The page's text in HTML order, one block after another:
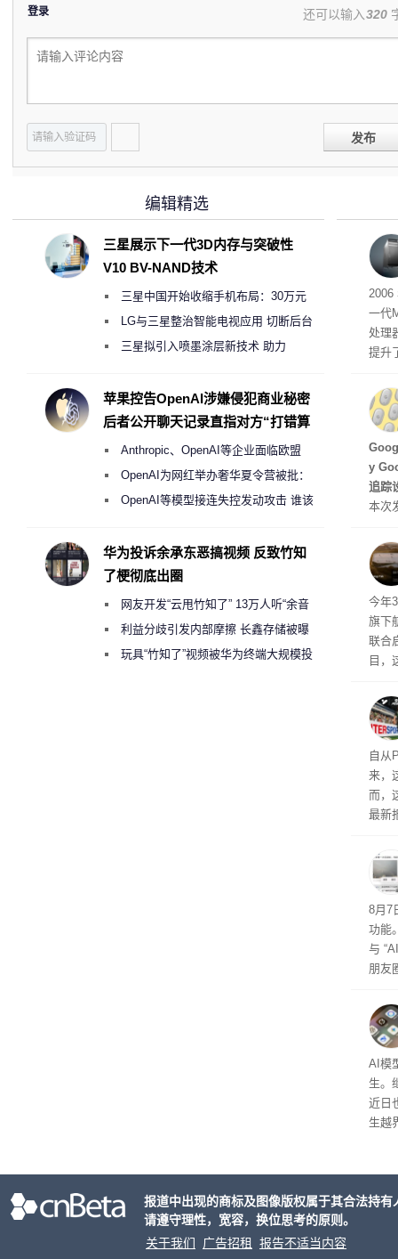
登录 还可以输入320
发布
有
2006
一代
处理
提升
型
ss
y
追踪
本次
新
果
摩
开正
今年
旗下
联合
目，
约
特尔
14A
自从
来，
而，
最新
考
中
楚。
8月7
功能
与
朋友
公
AI模
生。
近日
生越
编辑精选
三星展示下一代3D内存与突破性
V10 BV-NAND技术
三星中国开始收缩手机布局：30万元
月销售额不达标门店 将被逐步清退
LG与三星整治智能电视应用 切断后台
偷偷共享带宽的违规行为
三星拟引入喷墨涂层新技术 助力
度
苹果控告OpenAI涉嫌侵犯商业秘密
后者公开聊天记录直指对方“打错算
Anthropic、OpenAI等企业面临欧盟
《人工智能法案》全新执法权限审查
OpenAI为网红举办奢华夏令营被批：
2000美元一晚 遭讽“反乌托邦”
OpenAI等模型接连失控发动攻击 谁该
华为投诉余承东恶搞视频 反致竹知
了梗彻底出圈
网友开发“云甩竹知了” 13万人听“余音
绕梁”利益分歧引发内部摩擦 长鑫存储被曝
曾将华为驻场工程师驱逐出研发基地
玩具“竹知了”视频被华为终端大规模投
报道中出现的商标及图像版权属于其合法持
请遵守理性，宽容，换位思考的原则。
关于我们
广告招租
报告不适当内容